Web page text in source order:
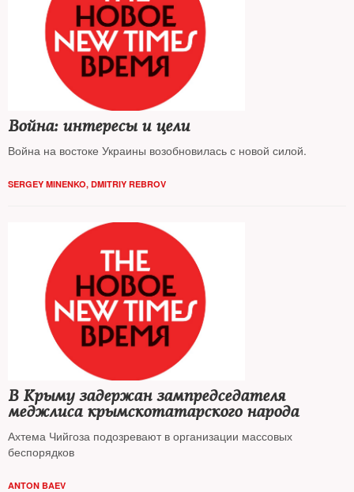
Война: интересы и цели
Война на востоке Украины возобновилась с новой силой.
SERGEY MINENKO, DMITRIY REBROV
В Крыму задержан зампредседателя
меджлиса крымскотатарского народа
Ахтема Чийгоза подозревают в организации массовых
беспорядков
ANTON BAEV